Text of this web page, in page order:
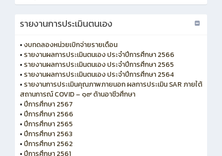
รายงานการประเมินตนเอง
•งบทดลองหน่วยเบิกจ่ายรายเดือน
• รายงานผลการประเมินตนเอง ประจำปีการศึกษา 2566
• รายงานผลการประเมินตนเอง ประจำปีการศึกษา 2565
• รายงานผลการประเมินตนเอง ประจำปีการศึกษา 2564
• รายงานการประเมินคุณภาพภายนอก ผลการประเมิน SAR ภายใต้
สถานการณ์ COVID – ๑๙ ด้านอาชีวศึกษา
• ปีการศึกษา 2567
• ปีการศึกษา 2566
• ปีการศึกษา 2565
• ปีการศึกษา 2563
• ปีการศึกษา 2562
• ปีการศึกษา 2561